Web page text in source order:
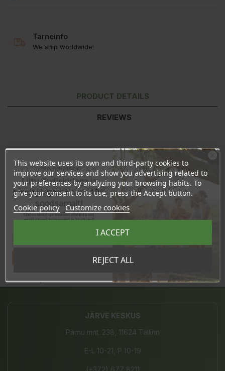
Tarneinfo
We ship worldwide!
PRODUCT DETAILS
REVIEWS
Share
JÄRVE KESKUS
Pärnu mnt. 238, 11624 Tallinn
E-L 10-21, P 10-19
(+372) 677 8211
This website uses its own and third-party cookies to
improve our services and show you advertising related to
your preferences by analyzing your browsing habits. To
give your consent to its use, press the Accept button.
Cookie policy Customize cookies
REJECT ALL
I ACCEPT
Ära veel lahku!
Liitu uudiskirjaga ja
naudi järgmist ostu 10%
soodsamalt!
Sind ootavad spetsiaalsed allahindlused,
eksklusiivsed kampaaniad ja kingitused!